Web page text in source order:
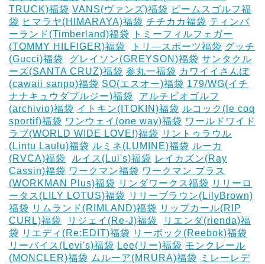
TRUCK)福袋 VANS(ヴァンズ)福袋 ビームスゴルフ福
袋 ヒマラヤ(HIMARAYA)福袋 チチカカ福袋 ティンバ
ーランド(Timberland)福袋
トミーフィルフェガー
(TOMMY HILFIGER)福袋
トリ―スポーツ福袋 グッチ
(Gucci)福袋
グレイソン(GREYSON)福袋 サンタクル
ーズ(SANTA CRUZ)福袋 参丸一福袋 カワイイさんぽ
(cawaii sanpo)福袋 SO(エスオー)福袋 179/WG(イチ
ナナキュウダブルジー)福袋
アルチビオゴルフ
(archivio)福袋 イトキン(ITOKIN)福袋 ルコック(le coq
sportif)福袋 ワンウェイ(one way)福袋 ワールドワイド
ラブ(WORLD WIDE LOVE!)福袋 リントゥラウル
(Lintu Laulu)福袋 ルミネ(LUMINE)福袋 ルーカ
(RVCA)福袋
ルイス(Lui's)福袋 レイカズン(Ray
Cassin)福袋 ワークマン福袋 ワークマン プラス
(WORKMAN Plus)福袋 リンダワークス福袋 リリーロ
ータス(LILY LOTUS)福袋 リリーブラウン(LilyBrown)
福袋 リムランド(RIMLAND)福袋 リップカール(RIP
CURL)福袋
リジェイ(Re-J)福袋
リエンダ(rienda)福
袋 リエディ(Re:EDIT)福袋 リーボック(Reebok)福袋
リーバイス(Levi's)福袋 Lee(リー)福袋 モンクレール
(MONCLER)福袋 ムルーア(MRURA)福袋
ミレーレデ